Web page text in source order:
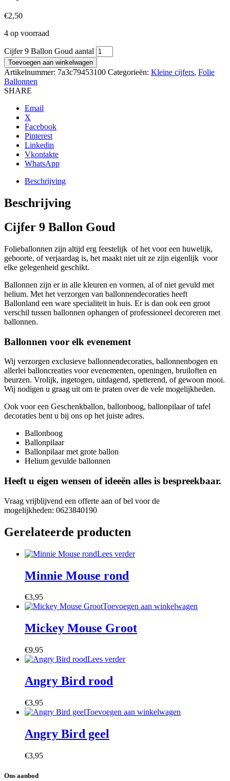
€2,50
4 op voorraad
Cijfer 9 Ballon Goud aantal
Toevoegen aan winkelwagen
Artikelnummer: 7a3c79453100 Categorieën: Kleine cijfers, Folie
Ballonnen
SHARE
Email
X
Facebook
Pinterest
Linkedin
Vkontakte
WhatsApp
Beschrijving
Beschrijving
Cijfer 9 Ballon Goud
Folieballonnen zijn altijd erg feestelijk of het voor een huwelijk,
geboorte, of verjaardag is, het maakt niet uit ze zijn eigenlijk voor
elke gelegenheid geschikt.
Ballonnen zijn er in alle kleuren en vormen, al of niet gevuld met
helium. Met het verzorgen van ballonnendecoraties heeft
Ballonland een ware specialiteit in huis. Er is dan ook een groot
verschil tussen ballonnen ophangen of professioneel decoreren met
ballonnen.
Ballonnen voor elk evenement
Wij verzorgen exclusieve ballonnendecoraties, ballonnenbogen en
allerlei balloncreaties voor evenementen, openingen, bruiloften en
beurzen. Vrolijk, ingetogen, uitdagend, spetterend, of gewoon mooi.
Wij nodigen u graag uit om te praten over de vele mogelijkheden.
Ook voor een Geschenkballon, ballonboog, ballonpilaar of tafel
decoraties bent u bij ons op het juiste adres.
Ballonboog
Ballonpilaar
Ballonpilaar met grote ballon
Helium gevulde ballonnen
Heeft u eigen wensen of ideeën alles is bespreekbaar.
Vraag vrijblijvend een offerte aan of bel voor de
mogelijkheden: 0623840190
Gerelateerde producten
Lees verder
Minnie Mouse rond
€3,95
Toevoegen aan winkelwagen
Mickey Mouse Groot
€9,95
Lees verder
Angry Bird rood
€3,95
Toevoegen aan winkelwagen
Angry Bird geel
€3,95
Ons aanbod